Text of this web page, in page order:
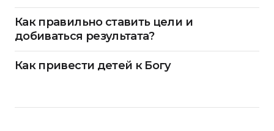
Как правильно ставить цели и
добиваться результата?
Как привести детей к Богу